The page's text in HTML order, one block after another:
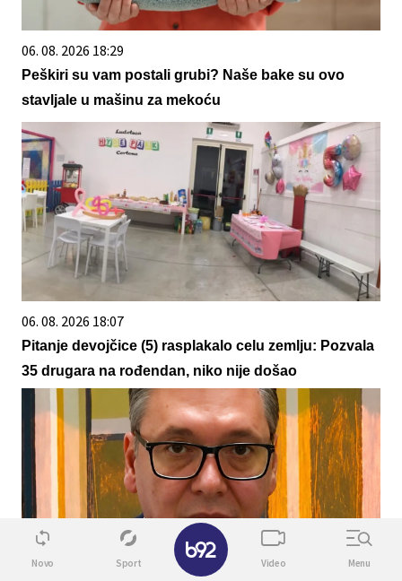
06. 08. 2026 18:29
Peškiri su vam postali grubi? Naše bake su ovo
stavljale u mašinu za mekoću
06. 08. 2026 18:07
Pitanje devojčice (5) rasplakalo celu zemlju: Pozvala
35 drugara na rođendan, niko nije došao
Novo Sport Video Menu
✕